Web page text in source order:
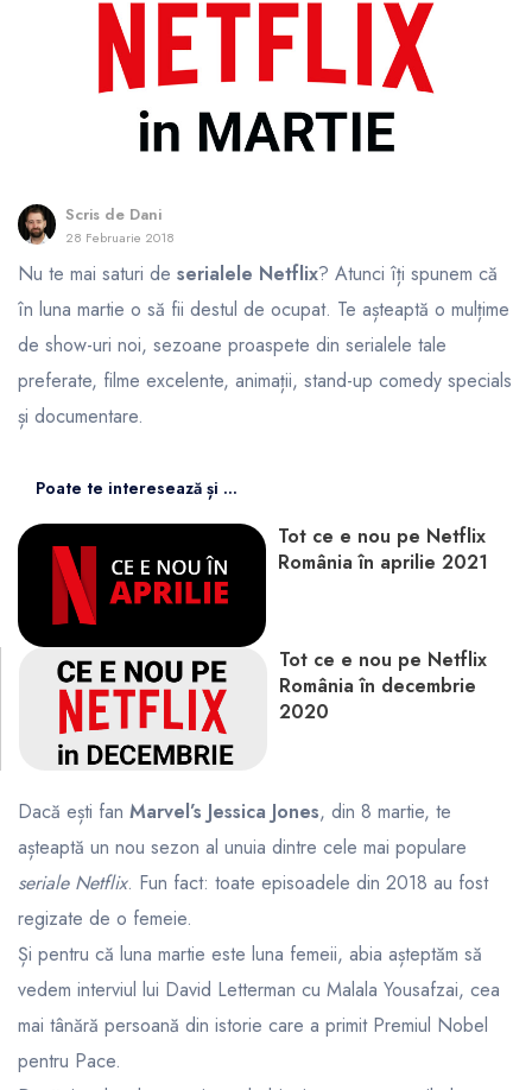
Scris de Dani
28 Februarie 2018
Nu te mai saturi de serialele Netflix? Atunci îți spunem că
în luna martie o să fii destul de ocupat. Te așteaptă o mulțime
de show-uri noi, sezoane proaspete din serialele tale
preferate, filme excelente, animații, stand-up comedy specials
și documentare.
Poate te interesează și ...
Tot ce e nou pe Netflix
România în aprilie 2021
Tot ce e nou pe Netflix
România în decembrie
2020
Dacă ești fan Marvel’s Jessica Jones, din 8 martie, te
așteaptă un nou sezon al unuia dintre cele mai populare
seriale Netflix. Fun fact: toate episoadele din 2018 au fost
regizate de o femeie.
Și pentru că luna martie este luna femeii, abia așteptăm să
vedem interviul lui David Letterman cu Malala Yousafzai, cea
mai tânără persoană din istorie care a primit Premiul Nobel
pentru Pace.